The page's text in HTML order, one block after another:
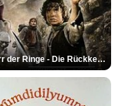
Der Herr der Ringe - Die Rückkehr des Königs Trailer OV